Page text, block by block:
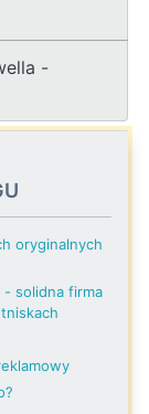
-
oryginalnych
solidna firma